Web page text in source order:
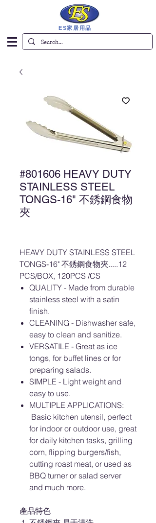
ES家居用品
#801606 HEAVY DUTY
STAINLESS STEEL
TONGS-16" 不銹鋼食物
夾
HEAVY DUTY STAINLESS STEEL
TONGS-16" 不銹鋼食物夾.....12
PCS/BOX, 120PCS /CS
QUALITY - Made from durable
stainless steel with a satin
finish.
CLEANING - Dishwasher safe,
easy to clean and sanitize.
VERSATILE - Great as ice
tongs, for buffet lines or for
preparing salads.
SIMPLE - Light weight and
easy to use.
MULTIPLE APPLICATIONS:
Basic kitchen utensil, perfect
for indoor or outdoor use, great
for daily kitchen tasks, grilling
corn, flipping burgers/fish,
cutting roast meat, or used as
BBQ turner or salad server
and much more.
產品特色